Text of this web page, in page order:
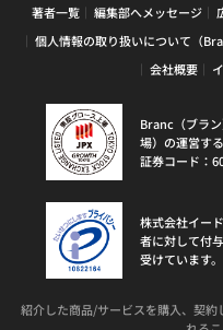
著者一覧 編集部へメッセージ
個人情報の取り扱いについて（
会社概要
Branc（ブラ
場）の運営す
証券コード：
株式会社イー
者に対して付
受けています。
紹介した商品/サービスを購入、契